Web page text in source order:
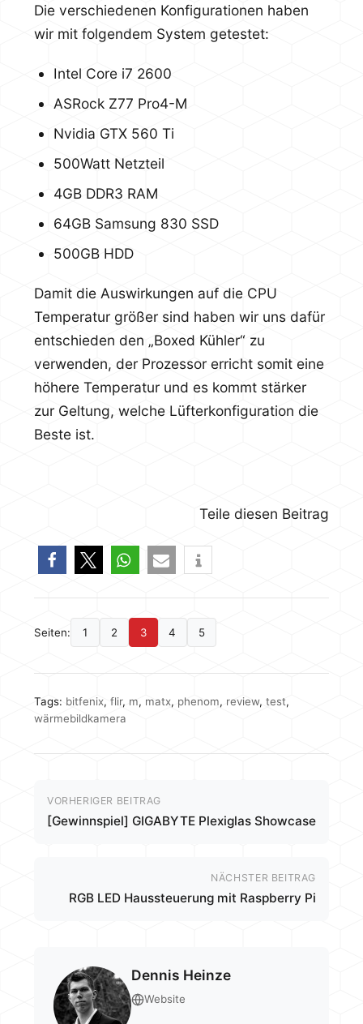
Die verschiedenen Konfigurationen haben
wir mit folgendem System getestet:
Intel Core i7 2600
ASRock Z77 Pro4-M
Nvidia GTX 560 Ti
500Watt Netzteil
4GB DDR3 RAM
64GB Samsung 830 SSD
500GB HDD
Damit die Auswirkungen auf die CPU
Temperatur größer sind haben wir uns dafür
entschieden den „Boxed Kühler“ zu
verwenden, der Prozessor erricht somit eine
höhere Temperatur und es kommt stärker
zur Geltung, welche Lüfterkonfiguration die
Beste ist.
Teile diesen Beitrag
Seiten: 1 2 3 4 5
Tags: bitfenix, flir, m, matx, phenom, review, test,
wärmebildkamera
VORHERIGER BEITRAG
[Gewinnspiel] GIGABYTE Plexiglas Showcase
NÄCHSTER BEITRAG
RGB LED Haussteuerung mit Raspberry Pi
Dennis Heinze
Website